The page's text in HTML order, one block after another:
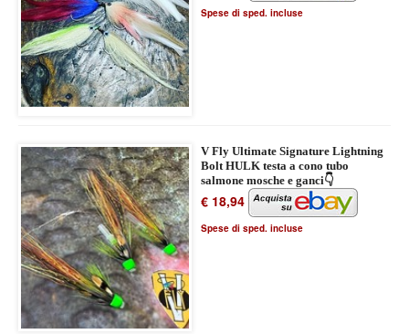
Spese di sped. incluse
V Fly Ultimate Signature Lightning
Bolt HULK testa a cono tubo
salmone mosche e ganci👇
€ 18,94
Spese di sped. incluse